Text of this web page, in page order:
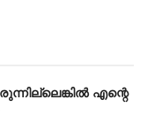
എന്റെ